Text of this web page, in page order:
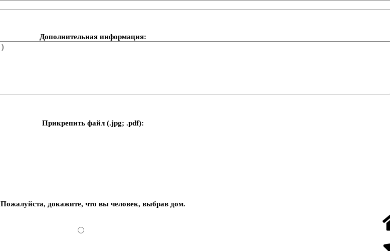
Дополнительная информация:
Прикрепить файл (.jpg; .pdf):
Пожалуйста, докажите, что вы человек, выбрав дом.